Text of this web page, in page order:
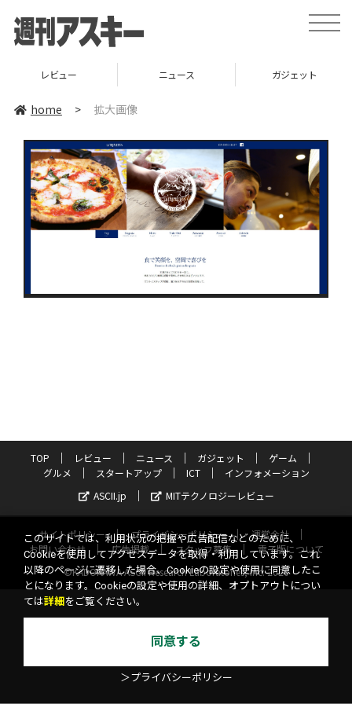
toggle
レビュー ニュース ガジェット
home > 拡大画像
TOP レビュー ニュース ガジェット
ゲーム
グルメ
スタートアップ ICT
インフォメーション
ASCII.jp
MITテクノロジーレビュー
サイトポリシー プライバシーポリシー
運営会社
お問い合わせ
広告掲載 スタッフ募集
電子版について
©KADOKAWA ASCII Research Laboratories, Inc. 2026
このサイトでは、利用状況の把握や広告配信などのために、
Cookieを使用してアクセスデータを取得・利用しています。これ
以降のページに遷移した場合、Cookieの設定や使用に同意したこ
とになります。Cookieの設定や使用の詳細、オプトアウトについ
ては詳細 をご覧ください。
同意する
＞プライバシーポリシー